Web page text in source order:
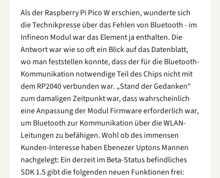
Als der Raspberry Pi Pico W erschien, wunderte sich
die Technikpresse über das Fehlen von Bluetooth - im
Infineon Modul war das Element ja enthalten. Die
Antwort war wie so oft ein Blick auf das Datenblatt,
wo man feststellen konnte, dass der für die Bluetooth-
Kommunikation notwendige Teil des Chips nicht mit
dem RP2040 verbunden war. „Stand der Gedanken“
zum damaligen Zeitpunkt war, dass wahrscheinlich
eine Anpassung der Modul Firmware erforderlich war,
um Bluetooth zur Kommunikation über die WLAN-
Leitungen zu befähigen. Wohl ob des immensen
Kunden-Interesse haben Ebenezer Uptons Mannen
nachgelegt: Ein derzeit im Beta-Status befindliches
SDK 1.5 gibt die folgenden neuen Funktionen frei: